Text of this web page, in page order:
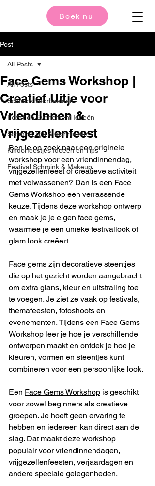
Boek nu
Post
All Posts
Schmink voorbeelden
Feest en Evenement Ideeën
Schmink tips & technieken
Kinderfeestjes Ideeën en Tips
Festival Schmink & Makeup
All Posts
Face Gems Workshop |
Creatief Uitje voor
Vriendinnen &
Vrijgezellenfeest
Ben je op zoek naar een originele
workshop voor een vriendinnendag,
vrijgezellenfeest of creatieve activiteit
met volwassenen? Dan is een Face
Gems Workshop een verrassende
keuze. Tijdens deze workshop ontwerp
en maak je je eigen face gems,
waarmee je een unieke festivallook of
glam look creëert.
Face gems zijn decoratieve steentjes
die op het gezicht worden aangebracht
om extra glans, kleur en uitstraling toe
te voegen. Je ziet ze vaak op festivals,
themafeesten, fotoshoots en
evenementen. Tijdens een Face Gems
Workshop leer je hoe je verschillende
ontwerpen maakt en ontdek je hoe je
kleuren, vormen en steentjes kunt
combineren voor een persoonlijke look.
Een Face Gems Workshop is geschikt
voor zowel beginners als creatieve
groepen. Je hoeft geen ervaring te
hebben en iedereen kan direct aan de
slag. Dat maakt deze workshop
populair voor vriendinnendagen,
vrijgezellenfeesten, verjaardagen en
andere speciale gelegenheden.